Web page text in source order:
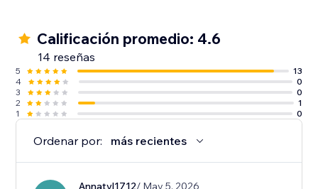
Calificación promedio: 4.6
14 reseñas
5
13
4
0
3
0
2
1
1
0
Ordenar por: más recientes
Annatyl1712/ May 5, 2026